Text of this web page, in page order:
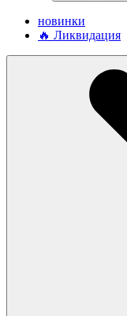
новинки
🔥 Ликвидация